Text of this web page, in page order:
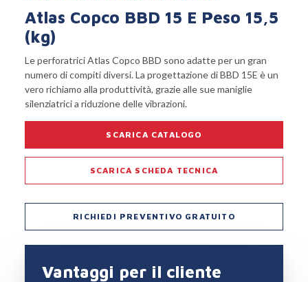
Atlas Copco BBD 15 E Peso 15,5
(kg)
Le perforatrici Atlas Copco BBD sono adatte per un gran
numero di compiti diversi. La progettazione di BBD 15E è un
vero richiamo alla produttività, grazie alle sue maniglie
silenziatrici a riduzione delle vibrazioni.
SCARICA CATALOGO
SCARICA SCHEDA TECNICA
RICHIEDI PREVENTIVO GRATUITO
Vantaggi per il cliente